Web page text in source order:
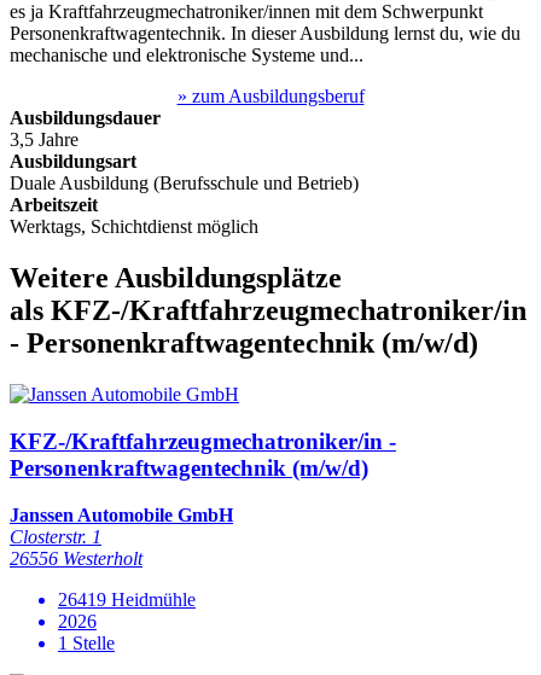
es ja Kraftfahrzeugmechatroniker/innen mit dem Schwerpunkt
Personenkraftwagentechnik. In dieser Ausbildung lernst du, wie du
mechanische und elektronische Systeme und...
» zum Ausbildungsberuf
Ausbildungsdauer
3,5 Jahre
Ausbildungsart
Duale Ausbildung (Berufsschule und Betrieb)
Arbeitszeit
Werktags, Schichtdienst möglich
Weitere Ausbildungsplätze
als KFZ-/Kraftfahrzeugmechatroniker/in
- Personenkraftwagentechnik (m/w/d)
KFZ-/Kraftfahrzeugmechatroniker/in -
Personenkraftwagentechnik (m/w/d)
Janssen Automobile GmbH
Closterstr. 1
26556 Westerholt
26419 Heidmühle
2026
1 Stelle